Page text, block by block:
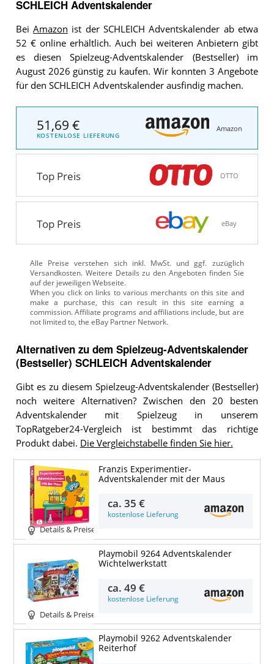
SCHLEICH Adventskalender
Bei Amazon ist der SCHLEICH Adventskalender ab etwa
52 € online erhältlich. Auch bei weiteren Anbietern gibt
es diesen Spielzeug-Adventskalender (Bestseller) im
August 2026 günstig zu kaufen. Wir konnten 3 Angebote
für den SCHLEICH Adventskalender ausfindig machen.
51,69 €
KOSTENLOSE LIEFERUNG
Amazon
Top Preis OTTO
Top Preis eBay
Alle Preise verstehen sich inkl. MwSt. und ggf. zuzüglich
Versandkosten. Weitere Details zu den Angeboten finden Sie
auf der jeweiligen Webseite.
Alternativen zu dem Spielzeug-Adventskalender
(Bestseller) SCHLEICH Adventskalender
Gibt es zu diesem Spielzeug-Adventskalender (Bestseller)
noch weitere Alternativen? Zwischen den 20 besten
Adventskalender mit Spielzeug in unserem
TopRatgeber24-Vergleich ist bestimmt das richtige
Produkt dabei. Die Vergleichstabelle finden Sie hier.
Details & Preise
Franzis Experimentier-
Adventskalender mit der Maus
ca.35 €
kostenlose Lieferung
Details & Preise
Playmobil 9264 Adventskalender
Wichtelwerkstatt
ca.49 €
kostenlose Lieferung
Playmobil 9262 Adventskalender
Reiterhof